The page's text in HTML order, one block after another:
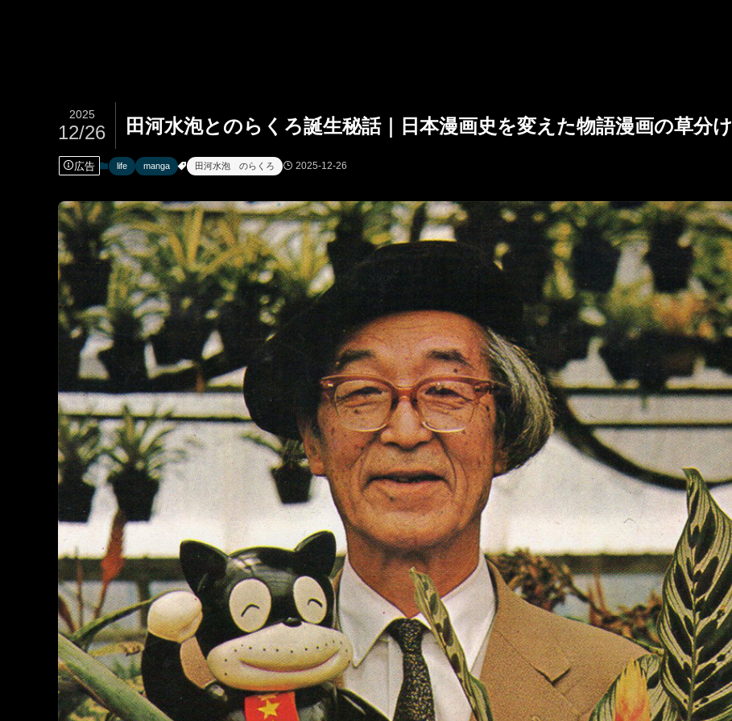
田河水泡とのらくろ誕生秘話｜日本漫画史を変えた物語漫画の草分け
2025
12/26
広告 life manga 田河水泡 のらくろ 2025-12-26